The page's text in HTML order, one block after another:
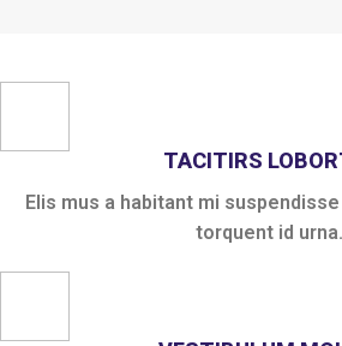
TACITIRS
Elis mus a habitant mi
torquent id urna.